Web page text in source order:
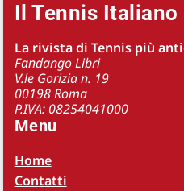
Il Tennis Italiano
La rivista di Tennis più
Fandango Libri
V.le Gorizia n. 19
00198 Roma
P.IVA: 08254041000
Menu
Home
Contatti